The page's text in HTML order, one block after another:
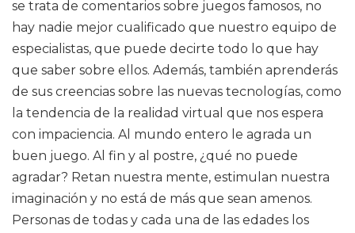
se trata de comentarios sobre juegos famosos, no
hay nadie mejor cualificado que nuestro equipo de
especialistas, que puede decirte todo lo que hay
que saber sobre ellos. Además, también aprenderás
de sus creencias sobre las nuevas tecnologías, como
la tendencia de la realidad virtual que nos espera
con impaciencia. Al mundo entero le agrada un
buen juego. Al fin y al postre, ¿qué no puede
agradar? Retan nuestra mente, estimulan nuestra
imaginación y no está de más que sean amenos.
Personas de todas y cada una de las edades los